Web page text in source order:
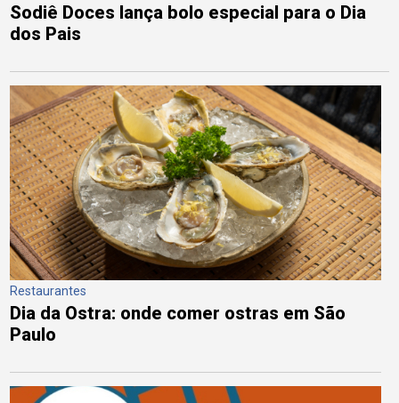
Sodiê Doces lança bolo especial para o Dia
dos Pais
Restaurantes
Dia da Ostra: onde comer ostras em São
Paulo